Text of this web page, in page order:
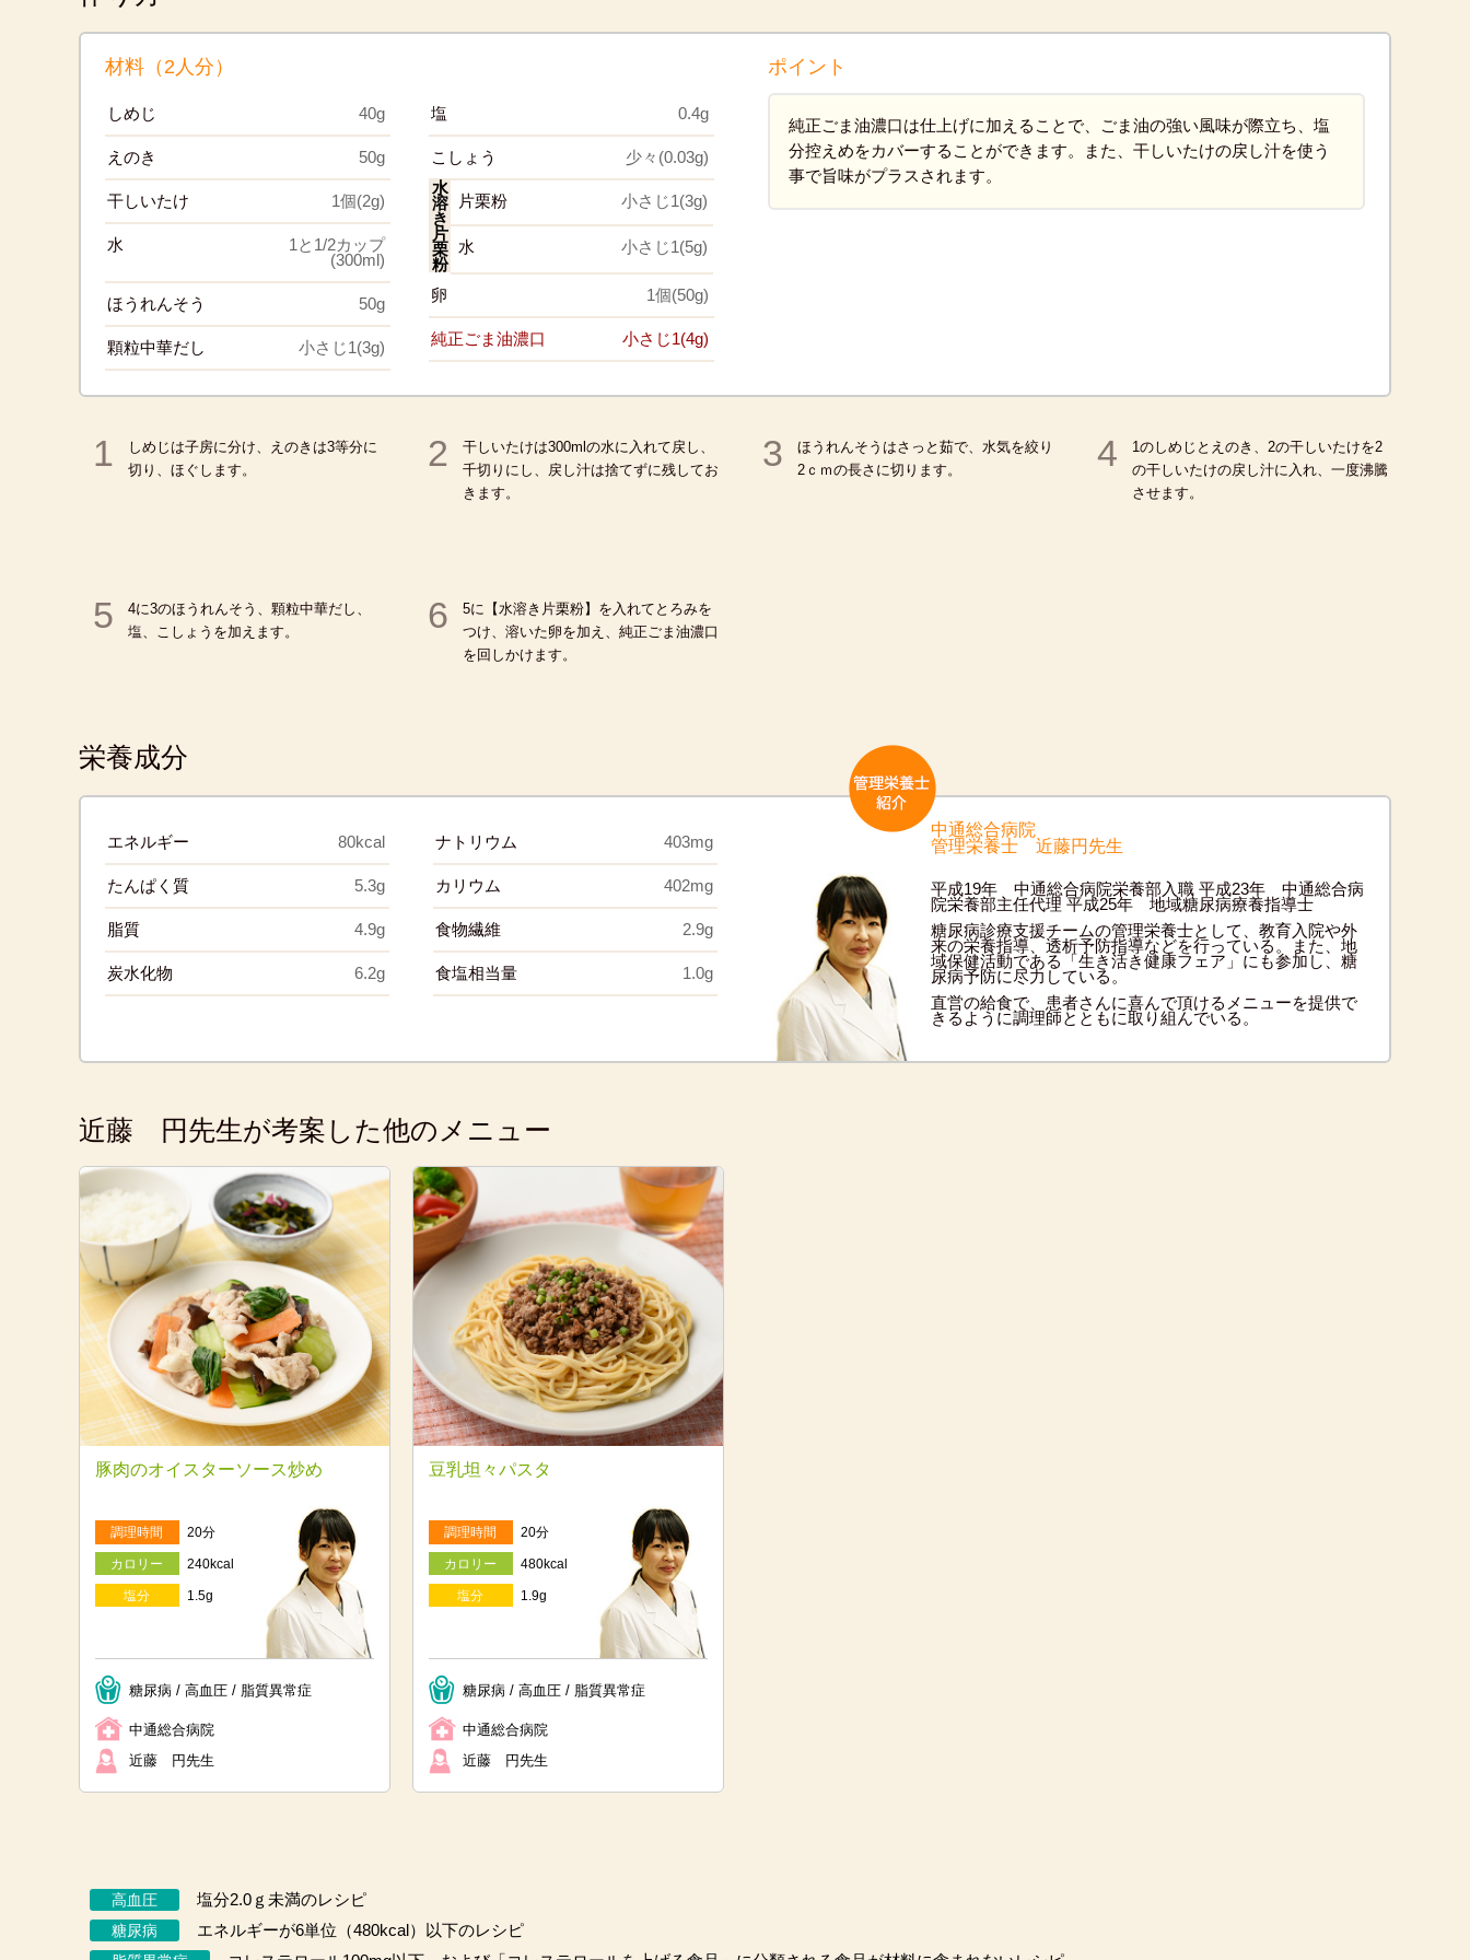
材料（2人分）
しめじ 40g
えのき 50g
干しいたけ 1個(2g)
水
1と1/2カップ
(300ml)
ほうれんそう 50g
顆粒中華だし 小さじ1(3g)
塩 0.4g
こしょう
少々(0.03g)
水
溶
き
片
栗
粉
片栗粉 小さじ1(3g)
水 小さじ1(5g)
卵 1個(50g)
純正ごま油濃口 小さじ1(4g)
ポイント
純正ごま油濃口は仕上げに加えることで、ごま油の強い風味が際立ち、塩
分控えめをカバーすることができます。また、干しいたけの戻し汁を使う
事で旨味がプラスされます。
1
しめじは子房に分け、えのきは3等分に
切り、ほぐします。
2
干しいたけは300mlの水に入れて戻し、
千切りにし、戻し汁は捨てずに残してお
きます。
3
ほうれんそうはさっと茹で、水気を絞り
2ｃｍの長さに切ります。
4
1のしめじとえのき、2の干しいたけを2
の干しいたけの戻し汁に入れ、一度沸騰
させます。
5
4に3のほうれんそう、顆粒中華だし、
塩、こしょうを加えます。
6
5に【水溶き片栗粉】を入れてとろみを
つけ、溶いた卵を加え、純正ごま油濃口
を回しかけます。
栄養成分
エネルギー 80kcal ナトリウム 403mg
たんぱく質 5.3g カリウム 402mg
脂質 4.9g 食物繊維 2.9g
炭水化物 6.2g 食塩相当量 1.0g
中通総合病院
管理栄養士 近藤円先生
平成19年 中通総合病院栄養部入職 平成23年 中通総合病
院栄養部主任代理 平成25年 地域糖尿病療養指導士
糖尿病診療支援チームの管理栄養士として、教育入院や外
来の栄養指導、透析予防指導などを行っている。また、地
域保健活動である「生き活き健康フェア」にも参加し、糖
尿病予防に尽力している。
直営の給食で、患者さんに喜んで頂けるメニューを提供で
きるように調理師とともに取り組んでいる。
近藤 円先生が考案した他のメニュー
豚肉のオイスターソース炒め
調理時間 20分
カロリー 240kcal
塩分 1.5g
糖尿病 / 高血圧 / 脂質異常症
中通総合病院
近藤 円先生
豆乳坦々パスタ
調理時間 20分
カロリー 480kcal
塩分 1.9g
糖尿病 / 高血圧 / 脂質異常症
中通総合病院
近藤 円先生
高血圧
塩分2.0ｇ未満のレシピ
糖尿病
エネルギーが6単位（480kcal）以下のレシピ